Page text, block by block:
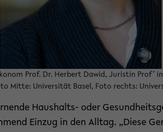
Prof. Dr. Herbert Dawid, Juristin Prof’
Mitte: Universität Basel, Foto rechts:
Haushalts- oder
Einzug in den Alltag. „Diese